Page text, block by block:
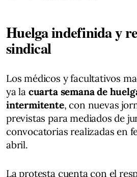
Huelga indefinida y
sindical
Los médicos y facultativos
ya la cuarta semana de
intermitente, con nuevas
previstas para mediados de
convocatorias realizadas en
abril.
La protesta cuenta con el